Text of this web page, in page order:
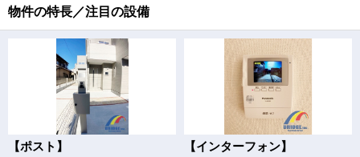
物件の特長／注目の設備
【ポスト】 【インターフォン】